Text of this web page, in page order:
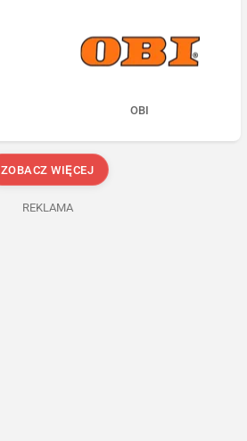
OBI
ZOBACZ WIĘCEJ
REKLAMA